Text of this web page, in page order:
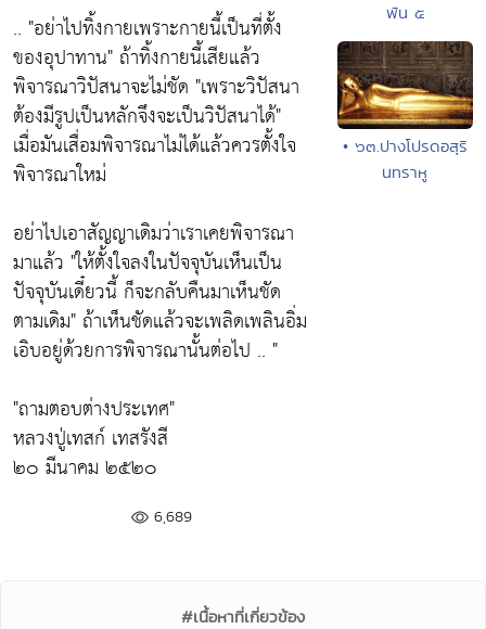
.. "อย่าไปทิ้งกายเพราะกายนี้เป็นที่ตั้ง
ของอุปาทาน"ถ้าทิ้งกายนี้เสียแล้ว
พิจารณาวิปัสนาจะไม่ชัด "เพราะวิปัสนา
ต้องมีรูปเป็นหลักจึงจะเป็นวิปัสนาได้"
เมื่อมันเสื่อมพิจารณาไม่ได้แล้วควรตั้งใจ
พิจารณาใหม่
อย่าไปเอาสัญญาเดิมว่าเราเคยพิจารณา
มาแล้ว "ให้ตั้งใจลงในปัจจุบันเห็นเป็น
ปัจจุบันเดี๋ยวนี้ ก็จะกลับคืนมาเห็นชัด
ตามเดิม"ถ้าเห็นชัดแล้วจะเพลิดเพลินอิ่ม
เอิบอยู่ด้วยการพิจารณานั้นต่อไป .. "
"ถามตอบต่างประเทศ"
หลวงปู่เทสก์ เทสรังสี
๒๐ มีนาคม ๒๕๒๐
6,689
พัน ๕
• ๖๓.ปางโปรดอสุริ
นทราหู
#เนื้อหาที่เกี่ยวข้อง